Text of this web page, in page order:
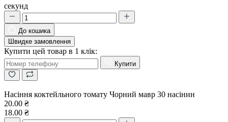
секунд
До кошика
Швидке замовлення
Купити цей товар в 1 клік:
Купити
Насіння коктейльного томату Чорний мавр 30 насінин
20.00 ₴
18.00 ₴